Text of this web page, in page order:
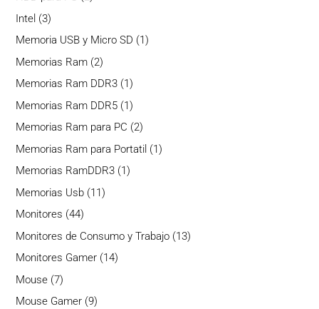
Intel 33
productos
Memoria USB y Micro SD 1 1
Memorias Ram 22
productos
Memorias Ram DDR3 1 1
producto
Memorias Ram DDR5 11
producto
Memorias Ram para PC 22
productos
Memorias Ram para Portatil 11
Memorias RamDDR3 1 1
Memorias Usb 1111
Monitores 4444
productos
Monitores de Consumo y Trabajo 1313
Monitores Gamer 1414
Mouse 77
productos
Mouse Gamer 99